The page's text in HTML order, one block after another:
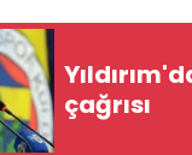
çağrısı